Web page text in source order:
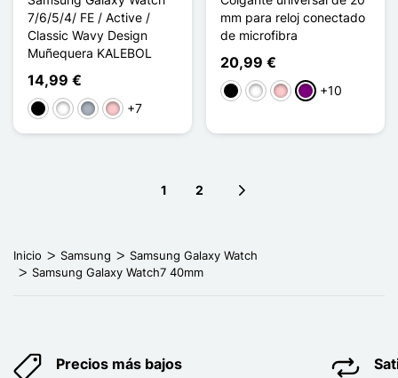
7/6/5/4/ FE / Active /
Classic Wavy Design
Muñequera KALEBOL
14,99 €
NegroBlanco
Gris Rosa+7
mm para reloj conectado
de microfibra
20,99 €
NegroBlancoRosaPúrpura
+10
1 2
Inicio Samsung
Samsung Galaxy Watch
Samsung Galaxy Watch7 40mm
Precios más bajos